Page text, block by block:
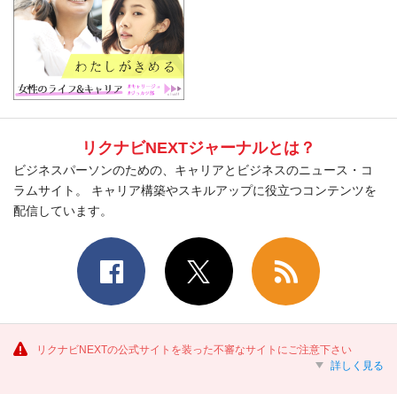
リクナビNEXTジャーナルとは？
ビジネスパーソンのための、キャリアとビジネスのニュース・コ
ラムサイト。 キャリア構築やスキルアップに役立つコンテンツを
配信しています。
リクナビNEXTの公式サイトを装った不審なサイトにご注意下さい
詳しく見る